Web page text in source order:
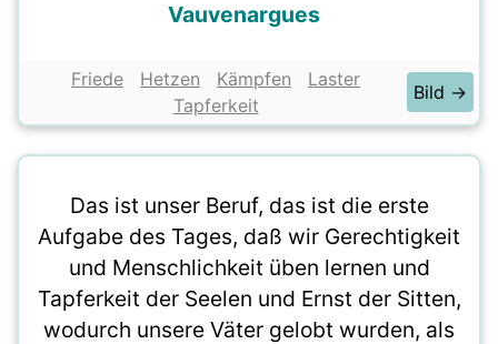
Vauvenargues
Friede Hetzen Kämpfen
Laster
Tapferkeit
Bild →
Das ist unser Beruf, das ist die erste
Aufgabe des Tages, daß wir Gerechtigkeit
und Menschlichkeit üben lernen und
Tapferkeit der Seelen und Ernst der Sitten,
wodurch unsere Väter gelobt wurden, als